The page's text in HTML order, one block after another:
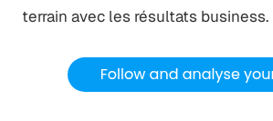
terrain avec les résultats business.